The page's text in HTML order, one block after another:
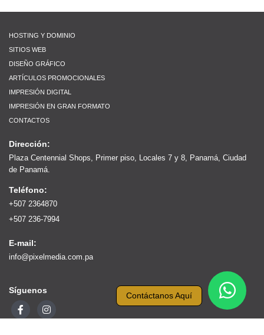
Contáctanos Aquí
HOSTING Y DOMINIO
SITIOS WEB
DISEÑO GRÁFICO
ARTÍCULOS PROMOCIONALES
IMPRESIÓN DIGITAL
IMPRESIÓN EN GRAN FORMATO
CONTACTOS
Dirección:
Plaza Centennial Shops, Primer piso, Locales 7 y 8, Panamá, Ciudad
de Panamá.
Teléfono:
+507 2364870
+507 236-7994
E-mail:
info@pixelmedia.com.pa
Síguenos